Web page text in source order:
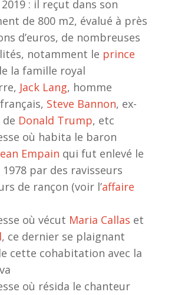
2019 : il reçut dans son
de 800 m2, évalué à près
d’euros, de nombreuses
notamment le prince
la famille royal
Jack Lang, homme
Steve Bannon, ex-
Donald Trump, etc
où habita le baron
Empain qui fut enlevé le
par des ravisseurs
de rançon (voir l’affaire
où vécut Maria Callas et
, ce dernier se plaignant
cette cohabitation avec la
où résida le chanteur